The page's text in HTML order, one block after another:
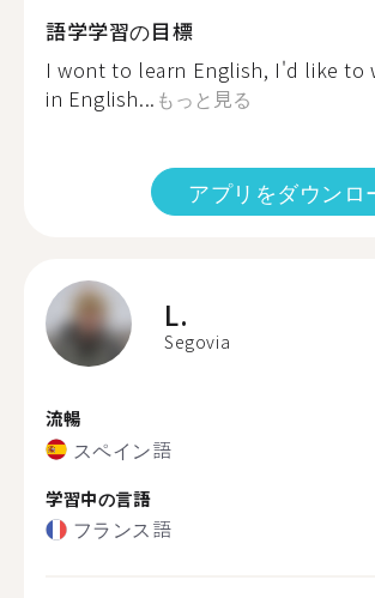
語学学習の目標
I wont to learn English, I'd like to
in English... もっと見る
アプリをダウンロ
L.
Segovia
流暢
スペイン語
学習中の言語
フランス語